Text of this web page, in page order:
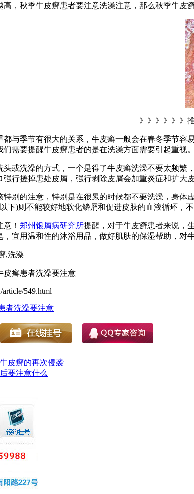
高，秋季牛皮癣患者要注意洗澡注意，那么秋季牛皮
》》》》》》
都与季节有很大的关系，牛皮癣一般会在春冬季节
需要提醒牛皮癣患者的是在洗澡方面需要引起重视。
头或洗澡的方式，一个是得了牛皮癣洗澡不要太频
强行搓掉患处皮屑，强行剥除皮屑会加重炎症和扩大
特别的注意，特别是在很累的时候都不要洗澡，身
下)则不能较好地软化鳞屑和促进皮肤的血液循环，不
！ 郑州银屑病研究所提醒，对于牛皮癣患者来说，
宜用温和性的沐浴用品，做好肌肤的保湿帮助，对
,洗澡
皮癣患者洗澡要注意
549.html
者洗澡要注意
皮癣的再次侵袭
要注意什么